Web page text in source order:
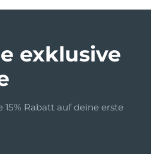
exklusive
Rabatt auf deine erste